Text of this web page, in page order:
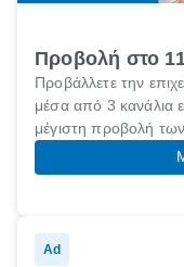
Προβολή στο
Προβάλλετε την
μέσα από 3 κανάλια
μέγιστη προβολή
Ad